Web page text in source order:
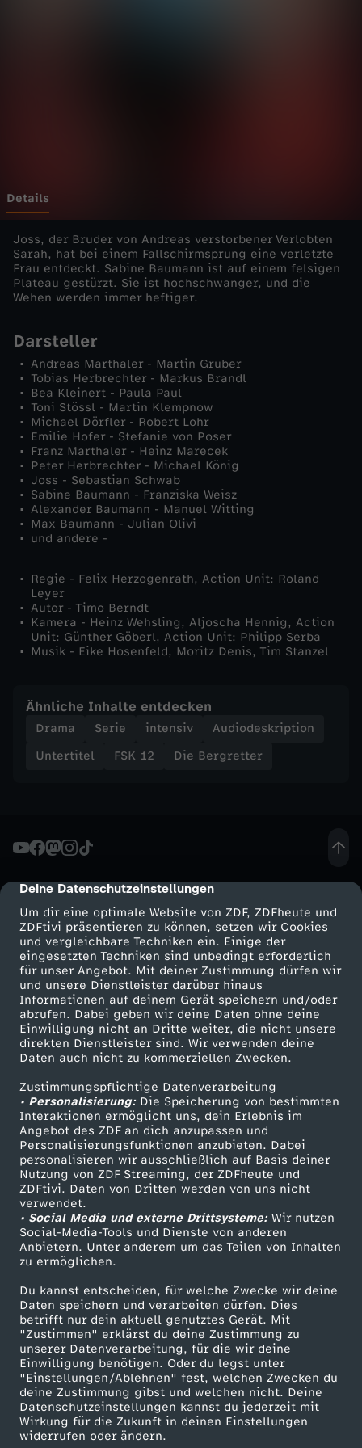
cmp-dialog-description
Deine Datenschutzeinstellungen
Um dir eine optimale Website von ZDF, ZDFheute und
ZDFtivi präsentieren zu können, setzen wir Cookies
und vergleichbare Techniken ein. Einige der
eingesetzten Techniken sind unbedingt erforderlich
für unser Angebot. Mit deiner Zustimmung dürfen wir
und unsere Dienstleister darüber hinaus
Informationen auf deinem Gerät speichern und/oder
abrufen. Dabei geben wir deine Daten ohne deine
Einwilligung nicht an Dritte weiter, die nicht unsere
direkten Dienstleister sind. Wir verwenden deine
Daten auch nicht zu kommerziellen Zwecken.
Zustimmungspflichtige Datenverarbeitung
• Personalisierung:Die Speicherung von bestimmten
Interaktionen ermöglicht uns, dein Erlebnis im
Angebot des ZDF an dich anzupassen und
Personalisierungsfunktionen anzubieten. Dabei
personalisieren wir ausschließlich auf Basis deiner
Nutzung von ZDF Streaming, der ZDFheute und
ZDFtivi. Daten von Dritten werden von uns nicht
verwendet.
• Social Media und externe Drittsysteme:Wir nutzen
Social-Media-Tools und Dienste von anderen
Anbietern. Unter anderem um das Teilen von Inhalten
zu ermöglichen.
Du kannst entscheiden, für welche Zwecke wir deine
Daten speichern und verarbeiten dürfen. Dies
betrifft nur dein aktuell genutztes Gerät. Mit
"Zustimmen" erklärst du deine Zustimmung zu
unserer Datenverarbeitung, für die wir deine
Einwilligung benötigen. Oder du legst unter
"Einstellungen/Ablehnen" fest, welchen Zwecken du
deine Zustimmung gibst und welchen nicht. Deine
Datenschutzeinstellungen kannst du jederzeit mit
Wirkung für die Zukunft in deinen Einstellungen
widerrufen oder ändern.
r
-
T
d
l
i
c
h
e
s
V
r
t
u
e
n
(
1
)
Details
Joss, der Bruder von Andreas verstorbener Verlobten
Sarah, hat bei einem Fallschirmsprung eine verletzte
Frau entdeckt. Sabine Baumann ist auf einem felsigen
Plateau gestürzt. Sie ist hochschwanger, und die
Wehen werden immer heftiger.
Darsteller
Andreas Marthaler - Martin Gruber
Tobias Herbrechter - Markus Brandl
Bea Kleinert - Paula Paul
Toni Stössl - Martin Klempnow
Michael Dörfler - Robert Lohr
Emilie Hofer - Stefanie von Poser
Franz Marthaler - Heinz Marecek
Peter Herbrechter - Michael König
Joss - Sebastian Schwab
Sabine Baumann - Franziska Weisz
Alexander Baumann - Manuel Witting
Max Baumann - Julian Olivi
und andere -
Regie - Felix Herzogenrath, Action Unit: Roland
Leyer
Autor - Timo Berndt
Kamera - Heinz Wehsling, Aljoscha Hennig, Action
Unit: Günther Göberl, Action Unit: Philipp Serba
Musik - Eike Hosenfeld, Moritz Denis, Tim Stanzel
Ähnliche Inhalte entdecken
Drama Serie intensiv
Audiodeskription
Untertitel
FSK 12 Die Bergretter
Mehr ZDF
ZDF-Apps
Smart TV
ZDFtext
Livestreams
Sendungen A-Z
TV-Programm
Service
ZDFmitreden
Kontakt zum ZDF
Tickets
Zuschauerservice
Hilfe
ZDF Unternehmen
Karriere
ZDF goes Schule
Werbefernsehen
Mainzelmännchen